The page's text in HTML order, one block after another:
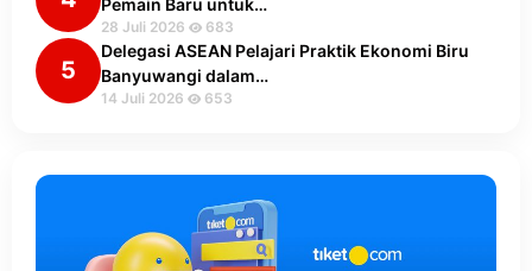
28 Juli 2026 683
5
Delegasi ASEAN Pelajari Praktik Ekonomi Biru
Banyuwangi dalam…
14 Juli 2026 653